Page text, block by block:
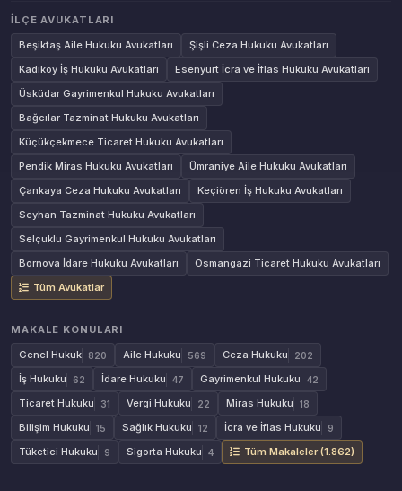
İLÇE AVUKATLARI
Beşiktaş Aile Hukuku Avukatları
Şişli Ceza Hukuku Avukatları
Kadıköy İş Hukuku Avukatları
Esenyurt İcra ve İflas Hukuku Avukatları
Üsküdar Gayrimenkul Hukuku Avukatları
Bağcılar Tazminat Hukuku Avukatları
Küçükçekmece Ticaret Hukuku Avukatları
Pendik Miras Hukuku Avukatları
Ümraniye Aile Hukuku Avukatları
Çankaya Ceza Hukuku Avukatları
Keçiören İş Hukuku Avukatları
Seyhan Tazminat Hukuku Avukatları
Selçuklu Gayrimenkul Hukuku Avukatları
Bornova İdare Hukuku Avukatları
Osmangazi Ticaret Hukuku Avukatları
Tüm Avukatlar
MAKALE KONULARI
Genel Hukuk
820 Aile Hukuku 569 Ceza Hukuku 202
İş Hukuku 62 İdare Hukuku 47 Gayrimenkul Hukuku 42
Ticaret Hukuku 31 Vergi Hukuku 22 Miras Hukuku 18
Bilişim Hukuku 15 Sağlık Hukuku 12 İcra ve İflas Hukuku 9
Tüketici Hukuku 9 Sigorta Hukuku 4 Tüm Makaleler (1.862)